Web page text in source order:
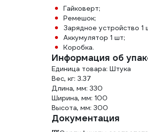
Гайковерт;
Ремешок;
Зарядное устройство 1
Аккумулятор 1 шт;
Коробка.
Информация об
Единица товара: Штука
Вес, кг: 3.37
Длина, мм: 330
Ширина, мм: 100
Высота, мм: 300
Документация